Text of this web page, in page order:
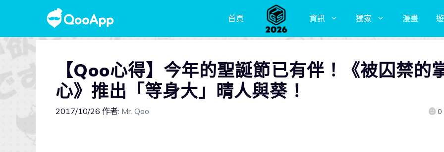
首頁 資訊 獨家 漫畫
【Qoo心得】今年的聖誕節已有伴！《被囚禁的
心》推出「等身大」晴人與葵！
2017/10/26 作者: Mr. Qoo 0